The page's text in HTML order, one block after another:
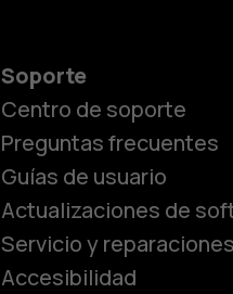
Soporte
Centro de soporte
Preguntas frecuentes
Guías de usuario
Actualizaciones de
Servicio y reparaciones
Accesibilidad